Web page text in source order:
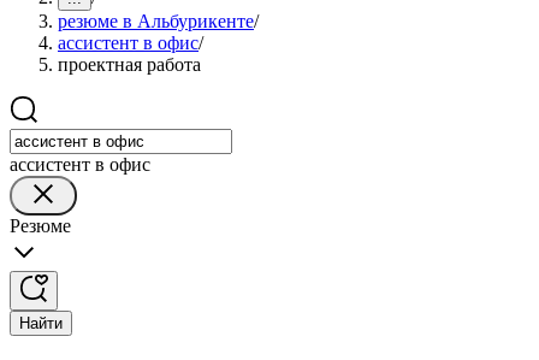
резюме в Альбурикенте/
ассистент в офис/
проектная работа
ассистент в офис
Резюме
Найти